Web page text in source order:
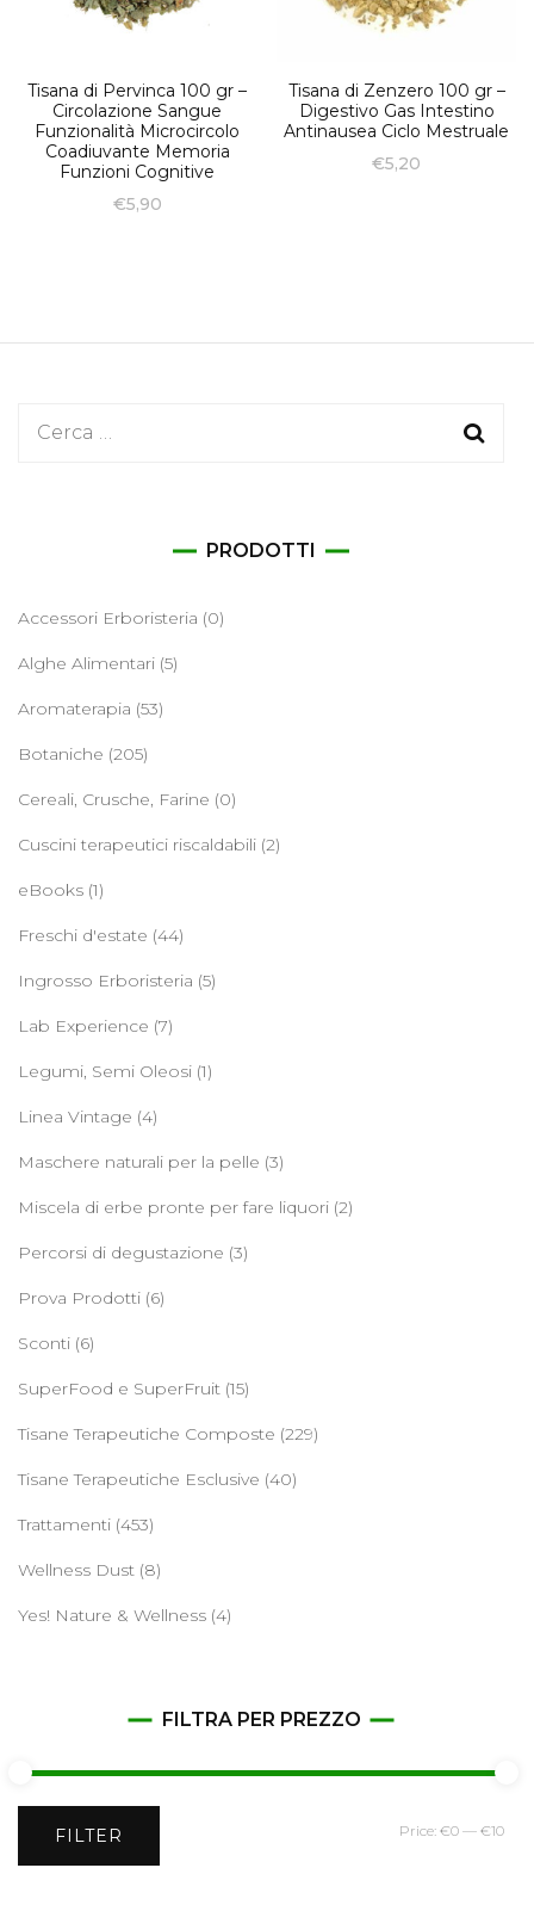
Tisana di Pervinca 100 gr –
Circolazione Sangue
Funzionalità Microcircolo
Coadiuvante Memoria
Funzioni Cognitive
€5,90
Tisana di Zenzero 100 gr –
Digestivo Gas Intestino
Antinausea Ciclo Mestruale
€5,20
Ricerca
PRODOTTI
Accessori Erboristeria (0)
Alghe Alimentari (5)
Aromaterapia (53)
Botaniche (205)
Cereali, Crusche, Farine (0)
Cuscini terapeutici riscaldabili (2)
eBooks (1)
Freschi d'estate (44)
Ingrosso Erboristeria (5)
Lab Experience (7)
Legumi, Semi Oleosi (1)
Linea Vintage (4)
Maschere naturali per la pelle (3)
Miscela di erbe pronte per fare liquori (2)
Percorsi di degustazione (3)
Prova Prodotti (6)
Sconti (6)
SuperFood e SuperFruit (15)
Tisane Terapeutiche Composte (229)
Tisane Terapeutiche Esclusive (40)
Trattamenti (453)
Wellness Dust (8)
Yes! Nature & Wellness (4)
FILTRA PER PREZZO
Min
FILTER Price: €0 — €10